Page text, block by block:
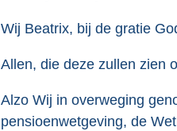
Wij Beatrix, bij de gratie
Allen, die deze zullen zien
Alzo Wij in overweging
pensioenwetgeving, de